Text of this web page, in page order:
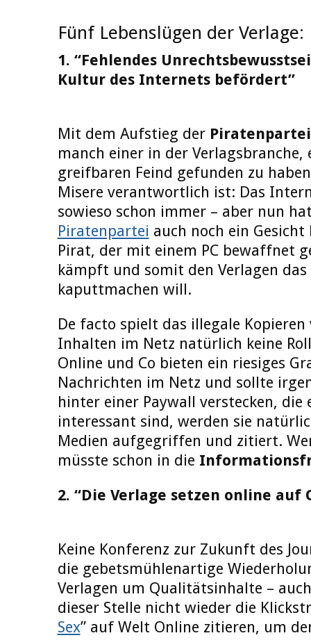
Fünf Lebenslügen der Verlage:
1. “Fehlendes
Kultur des Internets befördert”
Mit dem Aufstieg der Piratenpartei
manch einer in der Verlagsbranche,
greifbaren Feind gefunden zu
Misere verantwortlich ist: Das
sowieso schon immer – aber nun
Piratenpartei auch noch ein
Pirat, der mit einem PC bewaffnet
kämpft und somit den Verlagen das
kaputtmachen will.
De facto spielt das illegale
Inhalten im Netz natürlich keine
Online und Co bieten ein riesiges
Nachrichten im Netz und sollte
hinter einer Paywall verstecken,
interessant sind, werden sie
Medien aufgegriffen und zitiert.
müsste schon in die
2. “Die Verlage setzen online
Keine Konferenz zur Zukunft des
die gebetsmühlenartige
Verlagen um Qualitätsinhalte –
dieser Stelle nicht wieder die
Sex” auf Welt Online zitieren, um